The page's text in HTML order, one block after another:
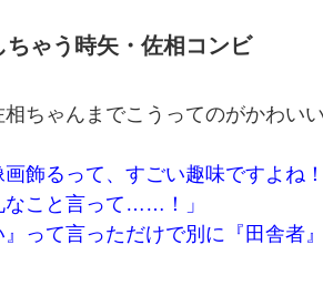
ゃう時矢・佐相コンビ
ちゃんまでこうってのがかわい
飾るって、すごい趣味ですよね！
なこと言って……！」
』って言っただけで別に『田舎者